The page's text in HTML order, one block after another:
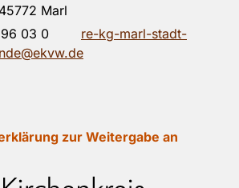
Marl
03 0
re-kg-marl-stadt-
zur Weitergabe an